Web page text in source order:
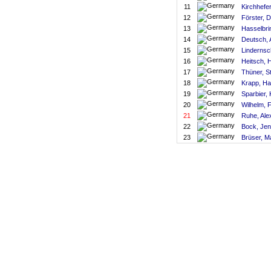
11
12
Förster,
13
14
Deutsch,
15
16
Heitsch,
17
Thüner,
18
Krapp,
19
Sparbier,
20
Wilhelm,
21
Ruhe,
22
Bock,
23
Brüser,